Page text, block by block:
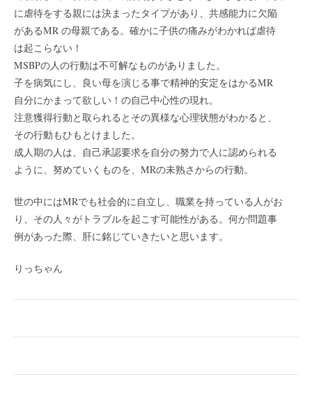
に虐待をする親には決まったタイプがあり、共感能力に欠陥
があるMR の母親である。確かに子供の痛みがわかれば虐待
は起こらない！
MSBPの人の行動は不可解なものがありました。
子を病気にし、良い母を演じる事で精神的安定をはかるMR
自分にかまって欲しい！の自己中心性の現れ。
注意獲得行動と取られるとその異様な心理状態がわかると、
その行動もひもとけました。
成人期の人は、自己承認要求を自分の努力で人に認められる
ように、努めていくものを、MRの未熟さからの行動。
世の中にはMRでも社会的に自立し、職業を持っている人がお
り、その人々がトラブルを起こす可能性がある。何か問題事
例があった際、肝に銘じていきたいと思います。
りっちゃん